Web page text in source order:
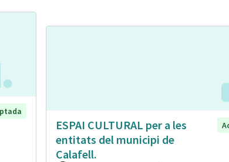
ESPAI CULTURAL per a les
entitats del municipi de
Calafell.